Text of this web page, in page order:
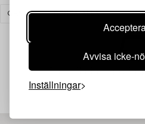
Avvisa icke-
Inställningar
GRAFIK RENSA ALLA
Din sökning gav